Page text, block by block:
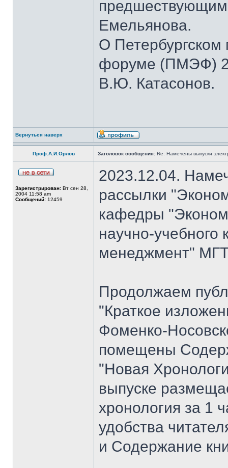
Емельянова.
О
форуме (ПМЭФ)
В.Ю. Катасонов.
Вернуться наверх
Проф.А.И.Орлов Заголовок сообщения: Re: Намечены выпуски
Зарегистрирован: Вт сен 28,
2004 11:58 am
Сообщений: 12459
2023.12.04.
рассылки
кафедры
научно-
менеджмент"
Продолжаем
"Краткое
Фоменко-
помещены
"Новая
выпуске
хронология за 1
удобства
и Содержание